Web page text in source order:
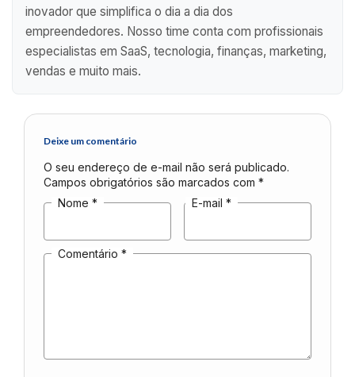
inovador que simplifica o dia a dia dos
empreendedores. Nosso time conta com profissionais
especialistas em SaaS, tecnologia, finanças, marketing,
vendas e muito mais.
Deixe um comentário
O seu endereço de e-mail não será publicado.
Campos obrigatórios são marcados com *
Nome * E-mail *
Comentário *